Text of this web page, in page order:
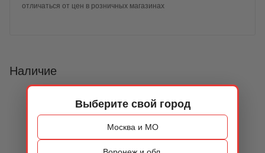
Выберите свой город
Москва и МО
отличаться от цен в розничных магазинах
Наличие